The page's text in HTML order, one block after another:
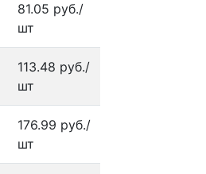
81.05 руб./
шт
113.48 руб./
шт
176.99 руб./
шт